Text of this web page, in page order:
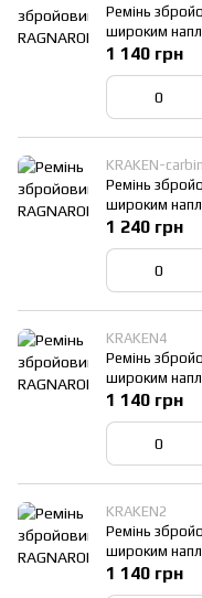
Ремінь
широким
1 140 грн
KRAKEN-
Ремінь
широким
1 240 грн
KRAKEN4
Ремінь
широким
1 140 грн
KRAKEN2
Ремінь
широким
1 140 грн